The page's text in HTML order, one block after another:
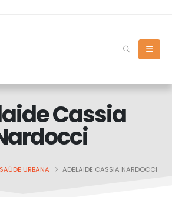
Cassia
SAÚDE URBANA ADELAIDE CASSIA NARDOCCI